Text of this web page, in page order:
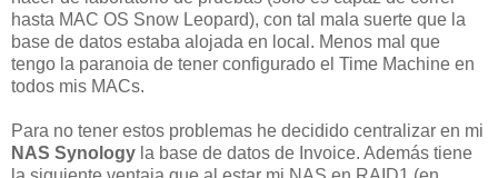
hasta MAC OS Snow Leopard), con tal mala suerte que la
base de datos estaba alojada en local. Menos mal que
tengo la paranoia de tener configurado el Time Machine en
todos mis MACs.
Para no tener estos problemas he decidido centralizar en mi
NAS Synology la base de datos de Invoice. Además tiene